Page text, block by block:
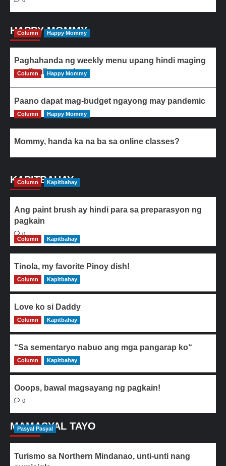
HAPPY MOMMY
Column Happy Mommy
Paghahanda ng weekly menu upang hindi maging
paulit-ulit ang ulam
Column Happy Mommy
Paano dapat mag-budget ngayong may pandemic
Column Happy Mommy
Mommy, handa ka na ba sa online classes?
KAPITBAHAY
Column Kapitbahay
Ang paint brush ay hindi para sa preparasyon ng
pagkain
0
Column
Kapitbahay
Tinola, my favorite Pinoy dish!
0
Column Kapitbahay
Love ko si Daddy
0
Column Kapitbahay
“Sa sementaryo nabuo ang mga pangarap ko“
0
Column Kapitbahay
Ooops, bawal magsayang ng pagkain!
0
MAMASYAL TAYO
Pasyal Pasyal
Turismo sa Northern Mindanao, unti-unti nang